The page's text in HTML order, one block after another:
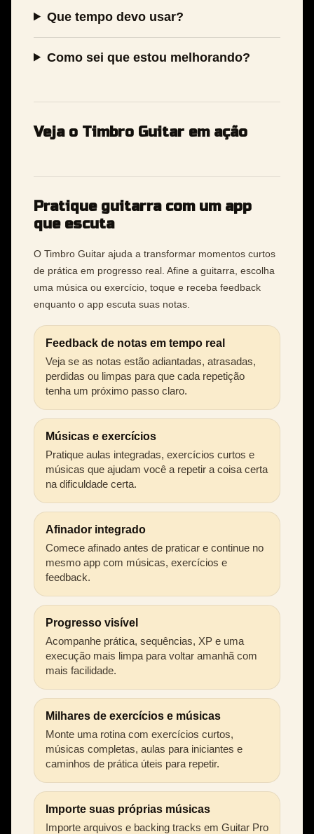
Que tempo devo usar?
Como sei que estou melhorando?
Veja o Timbro Guitar em ação
Pratique guitarra com um app
que escuta
O Timbro Guitar ajuda a transformar momentos curtos
de prática em progresso real. Afine a guitarra, escolha
uma música ou exercício, toque e receba feedback
enquanto o app escuta suas notas.
Feedback de notas em tempo real
Veja se as notas estão adiantadas, atrasadas,
perdidas ou limpas para que cada repetição
tenha um próximo passo claro.
Músicas e exercícios
Pratique aulas integradas, exercícios curtos e
músicas que ajudam você a repetir a coisa certa
na dificuldade certa.
Afinador integrado
Comece afinado antes de praticar e continue no
mesmo app com músicas, exercícios e
feedback.
Progresso visível
Acompanhe prática, sequências, XP e uma
execução mais limpa para voltar amanhã com
mais facilidade.
Milhares de exercícios e músicas
Monte uma rotina com exercícios curtos,
músicas completas, aulas para iniciantes e
caminhos de prática úteis para repetir.
Importe suas próprias músicas
Importe arquivos e backing tracks em Guitar Pro